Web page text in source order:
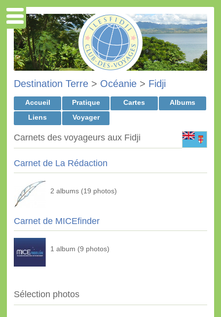
Destination Terre > Océanie > Fidji
Accueil Pratique Cartes
Albums
Liens
Voyager
Carnets des voyageurs aux Fidji
Carnet de La Rédaction
2 albums (19 photos)
Carnet de MICEfinder
1 album (9 photos)
Sélection photos